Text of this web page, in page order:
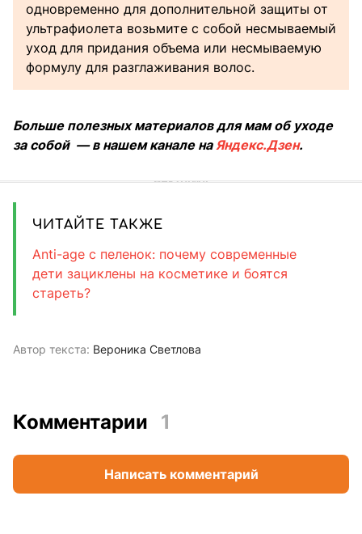
одновременно для дополнительной защиты от
ультрафиолета возьмите с собой несмываемый
уход для придания объема или несмываемую
формулу для разглаживания волос.
Больше полезных материалов для мам об уходе
за собой — в нашем канале наЯндекс.Дзен.
ЧИТАЙТЕ ТАКЖЕ
Anti-age с пеленок: почему современные
дети зациклены на косметике и боятся
стареть?
Автор текста: Вероника Светлова
Комментарии 1
Написать комментарий